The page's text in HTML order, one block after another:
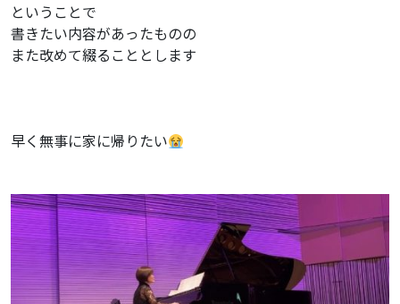
ということで
書きたい内容があったものの
また改めて綴ることとします
早く無事に家に帰りたい